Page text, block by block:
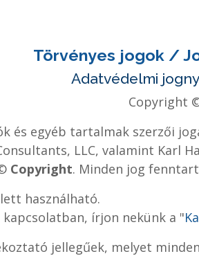
Törvényes jogok /
Adatvédelmi
Copyright
és egyéb tartalmak szerzői
LLC, valamint Karl
Copyright. Minden jog
használható.
írjon nekünk a "
jellegűek, melyet